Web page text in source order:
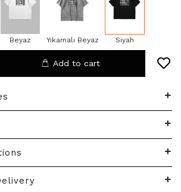
Beyaz Yıkamalı Beyaz Siyah
Add to cart